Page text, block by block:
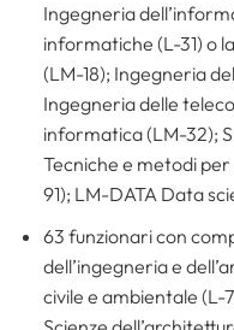
Ingegneria
informatiche (L-31) o
(LM-18); Ingegneria
Ingegneria delle
informatica (LM-32);
Tecniche e metodi
91); LM-DATA Data
63 funzionari con
dell’ingegneria e
civile e ambientale (L-